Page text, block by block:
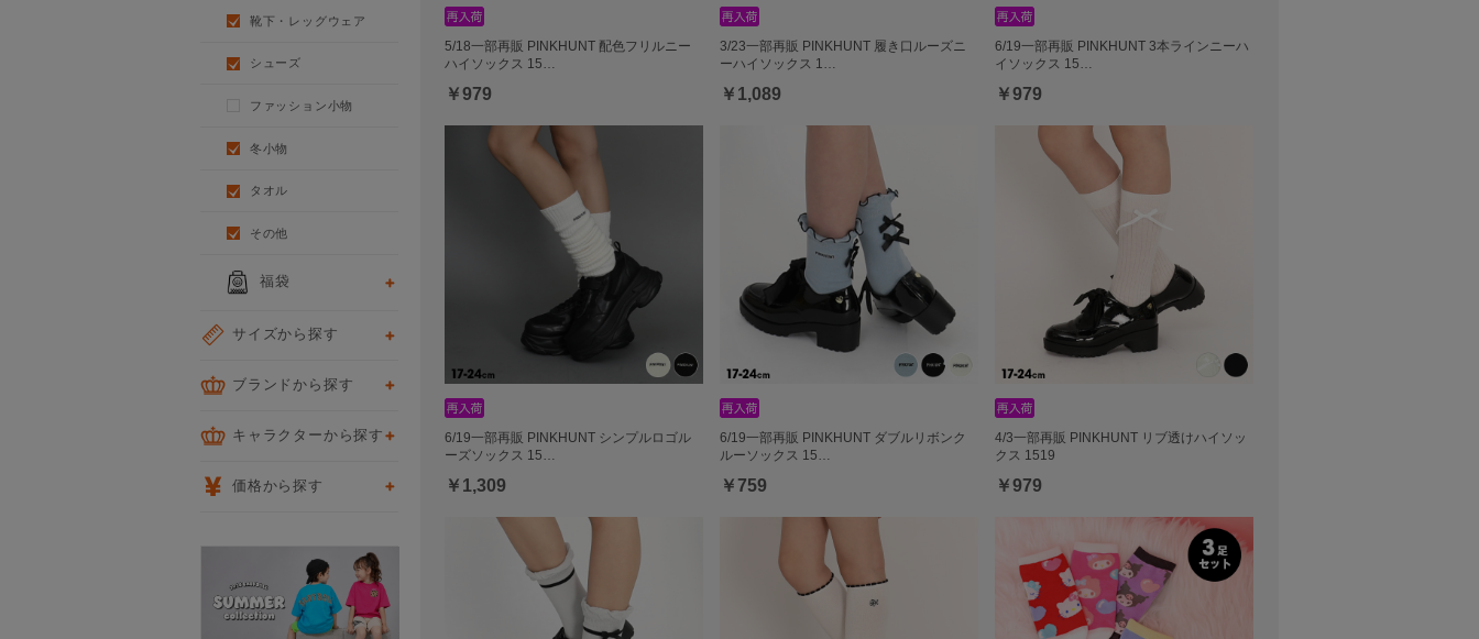
5/18一部再販 PINKHUNT 配色フリルニー
ハイソックス 15…
￥979
3/23一部再販 PINKHUNT 履き口ルーズニ
ーハイソックス 1…
￥1,089
6/19一部再販 PINKHUNT 3本ラインニーハ
イソックス 15…
￥979
6/19一部再販 PINKHUNT シンプルロゴル
ーズソックス 15…
￥1,309
6/19一部再販 PINKHUNT ダブルリボンク
ルーソックス 15…
￥759
4/3一部再販 PINKHUNT リブ透けハイソッ
クス 1519
￥979
靴下・レッグウェア
シューズ
ファッション小物
冬小物
タオル
その他
福袋
サイズから探す
ブランドから探す
キャラクターから探す
価格から探す